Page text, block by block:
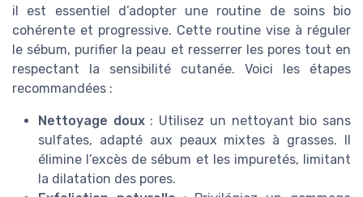
il est essentiel d’adopter une routine de soins bio
cohérente et progressive. Cette routine vise à réguler
le sébum, purifier la peau et resserrer les pores tout en
respectant la sensibilité cutanée. Voici les étapes
recommandées :
Nettoyage doux: Utilisez un nettoyant bio sans
sulfates, adapté aux peaux mixtes à grasses. Il
élimine l’excès de sébum et les impuretés, limitant
la dilatation des pores.